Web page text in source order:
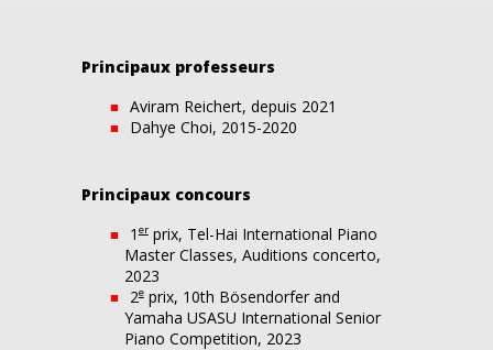
Principaux professeurs
Aviram Reichert, depuis 2021
Dahye Choi, 2015-2020
Principaux concours
1erprix, Tel-Hai International Piano
Master Classes, Auditions concerto,
2023
2eprix, 10th Bösendorfer and
Yamaha USASU International Senior
Piano Competition, 2023